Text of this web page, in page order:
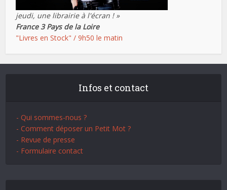
jeudi, une librairie à l'écran ! »
France 3 Pays de la Loire
"Livres en Stock" / 9h50 le matin
Infos et contact
- Qui sommes-nous ?
- Comment déposer un Petit Mot ?
- Revue de presse
- Formulaire contact